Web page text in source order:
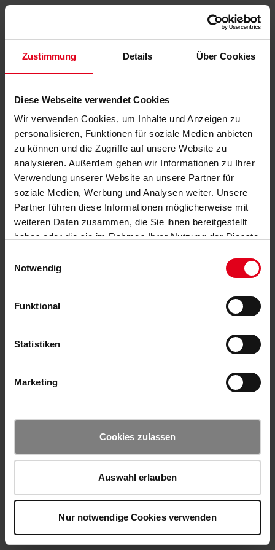
Zustimmung Details Über Cookies
Diese Webseite verwendet Cookies
Wir verwenden Cookies, um Inhalte und Anzeigen zu
personalisieren, Funktionen für soziale Medien anbieten
zu können und die Zugriffe auf unsere Website zu
analysieren. Außerdem geben wir Informationen zu Ihrer
Verwendung unserer Website an unsere Partner für
soziale Medien, Werbung und Analysen weiter. Unsere
Partner führen diese Informationen möglicherweise mit
weiteren Daten zusammen, die Sie ihnen bereitgestellt
haben oder die sie im Rahmen Ihrer Nutzung der Dienste
Notwendig
Funktional
Statistiken
Marketing
Cookies zulassen
Auswahl erlauben
Nur notwendige Cookies verwenden